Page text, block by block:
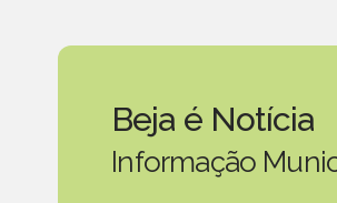
Beja é Notícia
Informação